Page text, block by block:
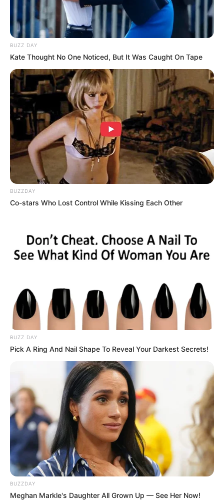
Film
Super Spy Ryandalam live-action (27 November 2020)
Serial
Ryan’s Mystery Playdate(2019)
Ingin sama seperti anak-anak yang ada di Youtube, Ryan’s World
akhirnya terbentuk dengan gaya khas anak-anak. Tak jauh dari
anak-anak, video yang diunggah juga berhubungan dengan
mainan.
TAGS AKTOR RYAN’S WORLD SELEBRITI MANCANEGARA YOUTUBER
BUZZ DAY
Kate Thought No One Noticed, But It Was Caught On Tape
BUZZDAY
Co-stars Who Lost Control While Kissing Each Other
BUZZ DAY
Pick A Ring And Nail Shape To Reveal Your Darkest Secrets!
BUZZDAY
Meghan Markle's Daughter All Grown Up — See Her Now!